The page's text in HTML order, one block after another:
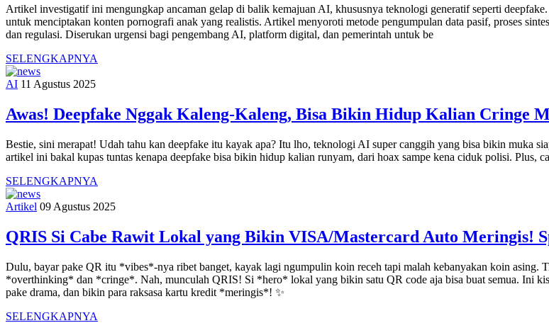
Artikel investigatif ini mengungkap ancaman gelap di balik kemajuan AI, khususnya teknologi generatif seperti
untuk menciptakan konten pornografi anak yang realistis. Artikel menyoroti metode pengumpulan data pasif, proses
dan regulasi. Diserukan urgensi bagi pengembang AI, platform digital, dan pemerintah untuk be
SELENGKAPNYA
AI 11 Agustus 2025
Awas! Deepfake Nggak Kaleng-Kaleng, Bisa Bikin Hidup Kalian Cringe
Bestie, sini merapat! Udah tahu kan deepfake itu kayak apa? Itu lho, teknologi AI super canggih yang bisa bikin muka
artikel ini bakal kupas tuntas kenapa deepfake bisa bikin hidup kalian runyam, dari hoax sampe kena ciduk polisi. Plus,
SELENGKAPNYA
Artikel 09 Agustus 2025
QRIS Si Cabe Rawit Lokal yang Bikin VISA/Mastercard Auto Meringis!
Dulu, bayar pake QR itu *vibes*-nya ribet banget, kayak lagi ngumpulin koin receh tapi malah kebanyakan koin
*overthinking* dan *cringe*. Nah, munculah QRIS! Si *hero* lokal yang bikin satu QR code aja bisa buat semua. Ini
pake drama, dan bikin para raksasa kartu kredit *meringis*! ✨
SELENGKAPNYA